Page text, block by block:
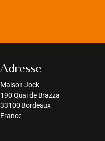
Adresse
Maison Jock
190 Quai de Brazza
33100 Bordeaux
France